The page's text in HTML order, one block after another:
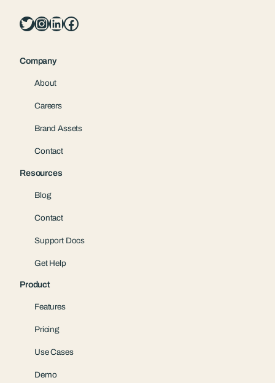
Twitter InstagramLinkedIn Facebook
Company
About
Careers
Brand Assets
Contact
Resources
Blog
Contact
Support Docs
Get Help
Product
Features
Pricing
Use Cases
Demo